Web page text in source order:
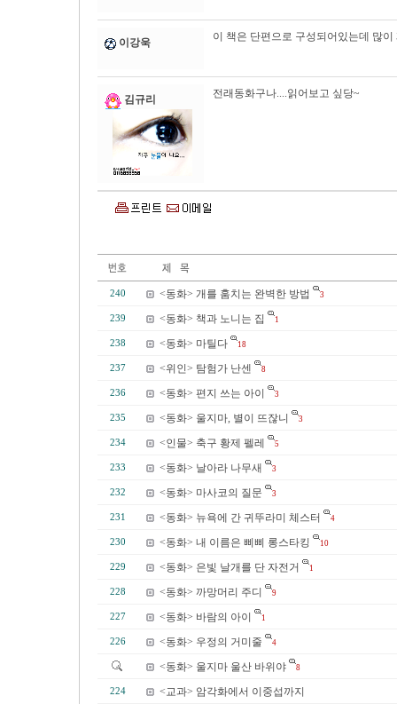
이강욱 이 책은 단편으로 구성되어있는데 많
김규리 전래동화구나....읽어보고 싶당~
240 <동화> 개를 훔치는 완벽한 방법 3
239 <동화> 책과 노니는 집 1
238 <동화> 마틸다 18
237 <위인> 탐험가 난센 8
236 <동화> 편지 쓰는 아이 3
235 <동화> 울지마, 별이 뜨잖니 3
234 <인물> 축구 황제 펠레 5
233 <동화> 날아라 나무새 3
232 <동화> 마사코의 질문 3
231 <동화> 뉴욕에 간 귀뚜라미 체스터 4
230 <동화> 내 이름은 삐삐 롱스타킹 10
229 <동화> 은빛 날개를 단 자전거 1
228 <동화> 까망머리 주디 9
227 <동화> 바람의 아이 1
226 <동화> 우정의 거미줄 4
<동화> 울지마 울산 바위야 8
224 <교과> 암각화에서 이중섭까지